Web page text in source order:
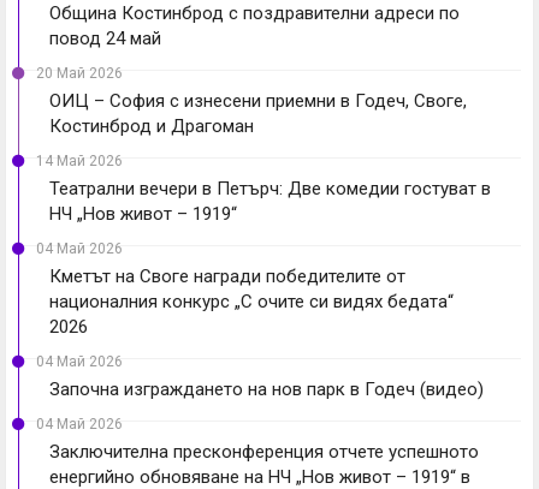
Община Костинброд с поздравителни адреси по
повод 24 май
20 Май 2026
ОИЦ – София с изнесени приемни в Годеч, Своге,
Костинброд и Драгоман
14 Май 2026
Театрални вечери в Петърч: Две комедии гостуват в
НЧ „Нов живот – 1919“
04 Май 2026
Кметът на Своге награди победителите от
националния конкурс „С очите си видях бедата“
2026
04 Май 2026
Започна изграждането на нов парк в Годеч (видео)
04 Май 2026
Заключителна пресконференция отчете успешното
енергийно обновяване на НЧ „Нов живот – 1919“ в